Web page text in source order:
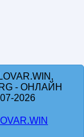
- ОНЛАЙН
2026